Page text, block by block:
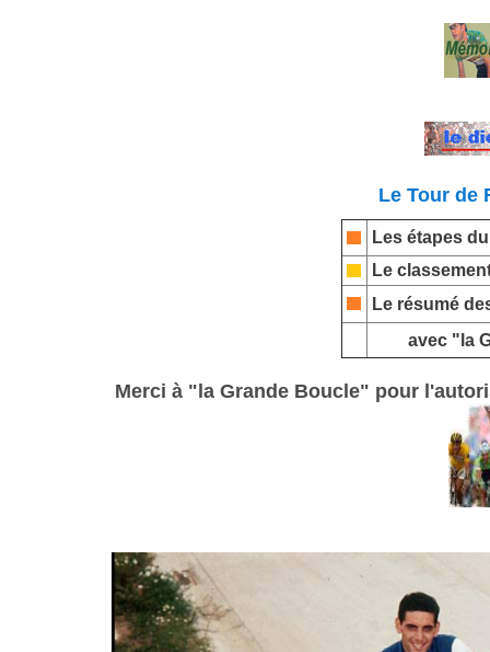
Le Tour de
Les étapes
Le
Le résumé
avec "la
Merci à "la Grande Boucle" pour